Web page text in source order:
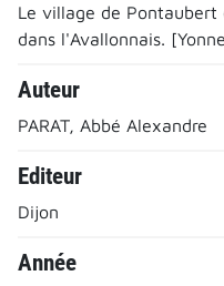
Le village de
dans l'Avallonnais.
Auteur
PARAT, Abbé Alexandre
Editeur
Dijon
Année